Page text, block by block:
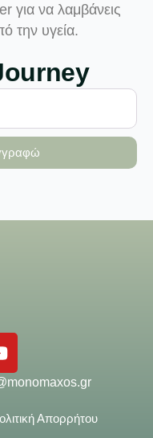
για να λαμβάνεις
την υγεία.
Απορρήτου